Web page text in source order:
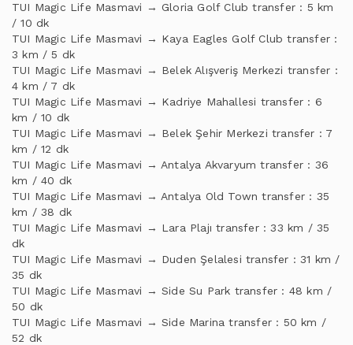
TUI Magic Life Masmavi → Gloria Golf Club transfer : 5 km
/ 10 dk
TUI Magic Life Masmavi → Kaya Eagles Golf Club transfer :
3 km / 5 dk
TUI Magic Life Masmavi → Belek Alışveriş Merkezi transfer :
4 km / 7 dk
TUI Magic Life Masmavi → Kadriye Mahallesi transfer : 6
km / 10 dk
TUI Magic Life Masmavi → Belek Şehir Merkezi transfer : 7
km / 12 dk
TUI Magic Life Masmavi → Antalya Akvaryum transfer : 36
km / 40 dk
TUI Magic Life Masmavi → Antalya Old Town transfer : 35
km / 38 dk
TUI Magic Life Masmavi → Lara Plajı transfer : 33 km / 35
dk
TUI Magic Life Masmavi → Duden Şelalesi transfer : 31 km /
35 dk
TUI Magic Life Masmavi → Side Su Park transfer : 48 km /
50 dk
TUI Magic Life Masmavi → Side Marina transfer : 50 km /
52 dk